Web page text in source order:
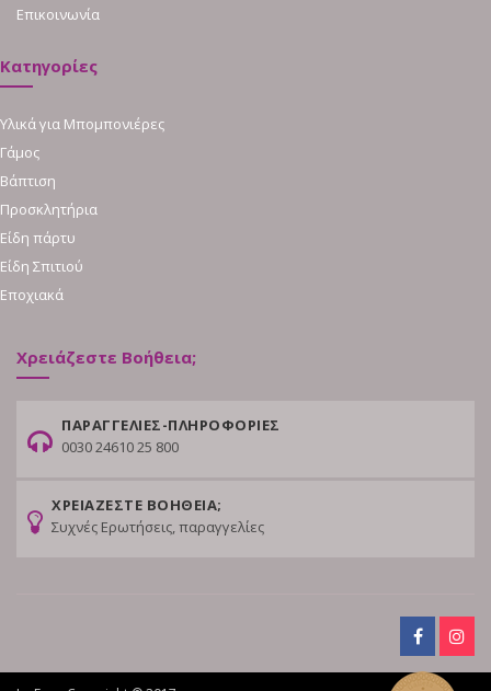
Επικοινωνία
Κατηγορίες
Υλικά για Μπομπονιέρες
Γάμος
Βάπτιση
Προσκλητήρια
Είδη πάρτυ
Είδη Σπιτιού
Εποχιακά
Χρειάζεστε Βοήθεια;
ΠΑΡΑΓΓΕΛΙΕΣ-ΠΛΗΡΟΦΟΡΙΕΣ
0030 24610 25 800
ΧΡΕΙΑΖΕΣΤΕ ΒΟΗΘΕΙΑ;
Συχνές Ερωτήσεις, παραγγελίες